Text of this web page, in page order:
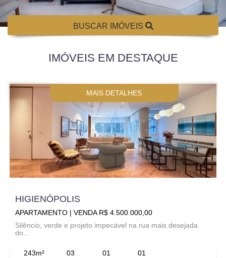
BUSCAR IMÓVEIS
IMÓVEIS EM DESTAQUE
MAIS DETALHES
HIGIENÓPOLIS
APARTAMENTO | VENDA R$ 4.500.000,00
Silêncio, verde e projeto impecável na rua mais desejada
do...
243m²
03
01
01